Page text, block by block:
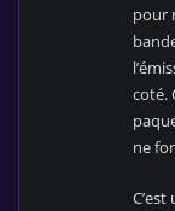
pour
coté.
ne